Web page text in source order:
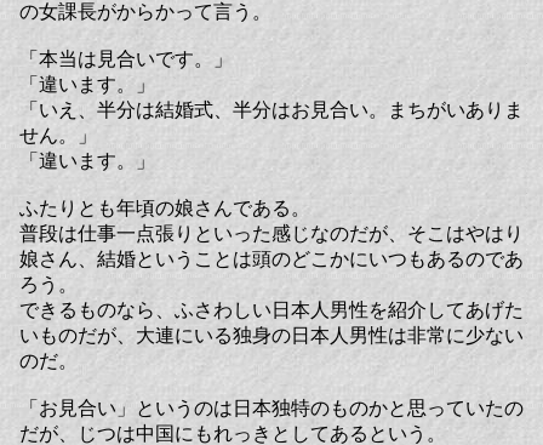
の女課長がからかって言う。
「本当は見合いです。」
「違います。」
「いえ、半分は結婚式、半分はお見合い。まちがいありま
せん。」
「違います。」
ふたりとも年頃の娘さんである。
普段は仕事一点張りといった感じなのだが、そこはやはり
娘さん、結婚ということは頭のどこかにいつもあるのであ
ろう。
できるものなら、ふさわしい日本人男性を紹介してあげた
いものだが、大連にいる独身の日本人男性は非常に少ない
のだ。
「お見合い」というのは日本独特のものかと思っていたの
だが、じつは中国にもれっきとしてあるという。